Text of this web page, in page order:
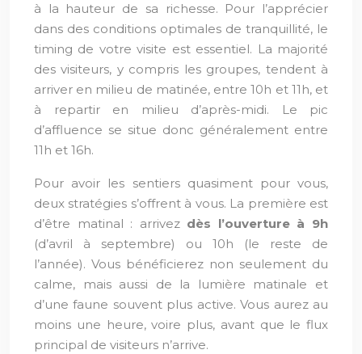
à la hauteur de sa richesse. Pour l’apprécier
dans des conditions optimales de tranquillité, le
timing de votre visite est essentiel. La majorité
des visiteurs, y compris les groupes, tendent à
arriver en milieu de matinée, entre 10h et 11h, et
à repartir en milieu d’après-midi. Le pic
d’affluence se situe donc généralement entre
11h et 16h.
Pour avoir les sentiers quasiment pour vous,
deux stratégies s’offrent à vous. La première est
d’être matinal : arrivez dès l’ouverture à 9h
(d’avril à septembre) ou 10h (le reste de
l’année). Vous bénéficierez non seulement du
calme, mais aussi de la lumière matinale et
d’une faune souvent plus active. Vous aurez au
moins une heure, voire plus, avant que le flux
principal de visiteurs n’arrive.